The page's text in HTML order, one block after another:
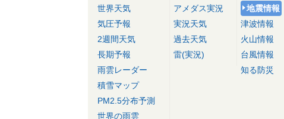
世界天気
気圧予報
2週間天気
長期予報
雨雲レーダー
積雪マップ
PM2.5分布予測
世界の雨雲
アメダス実況
実況天気
過去天気
雷(実況)
地震情報
津波情報
火山情報
台風情報
知る防災